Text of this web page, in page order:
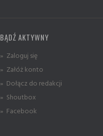
BĄDŹ AKTYWNY
» Zaloguj się
» Załóż konto
» Dołącz do redakcji
» Shoutbox
» Facebook